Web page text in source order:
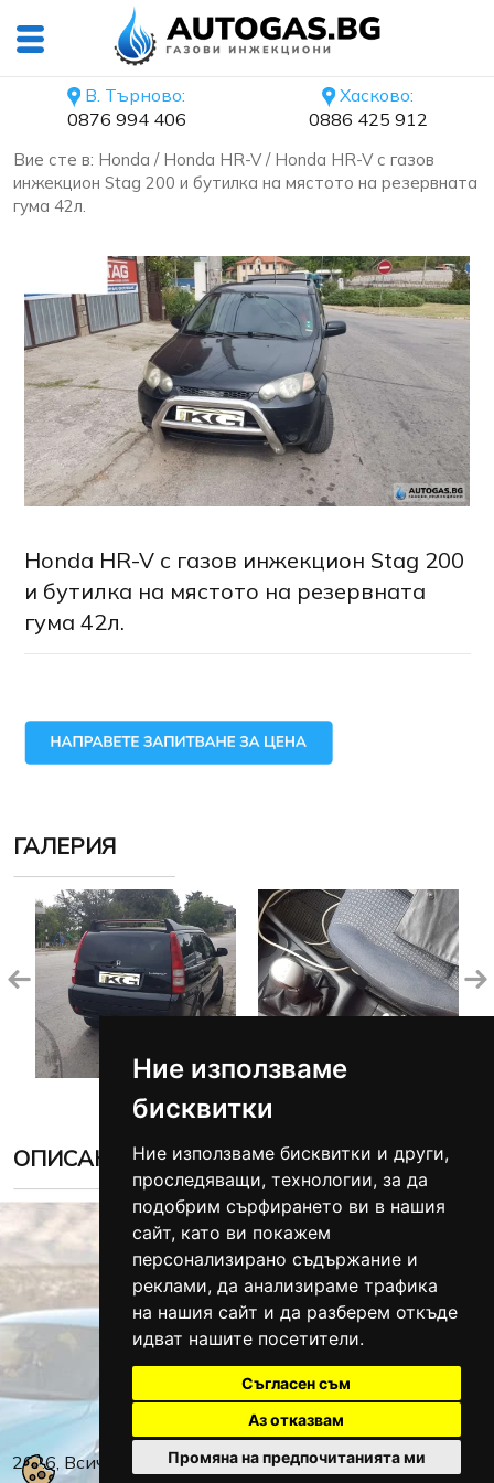
Ние използваме
бисквитки
Ние използваме бисквитки и други,
проследяващи, технологии, за да
подобрим сърфирането ви в нашия
сайт, като ви покажем
персонализирано съдържание и
реклами, да анализираме трафика
на нашия сайт и да разберем откъде
идват нашите посетители.
Съгласен съм
Аз отказвам
Промяна на предпочитанията ми
В. Търново:
0876 994 406
Хасково:
0886 425 912
Вие сте в: Honda / Honda HR-V/ Honda HR-V с газов
инжекцион Stag 200 и бутилка на мястото на резервната
гума 42л.
Honda HR-V с газов инжекцион Stag 200
и бутилка на мястото на резервната
гума 42л.
ГАЛЕРИЯ
ОПИСАНИЕ
Велико Търново:0876 994 406
Хасково:0886 425 912
info@autogas.bg
2026, Всички права запазени.Политика за защита на